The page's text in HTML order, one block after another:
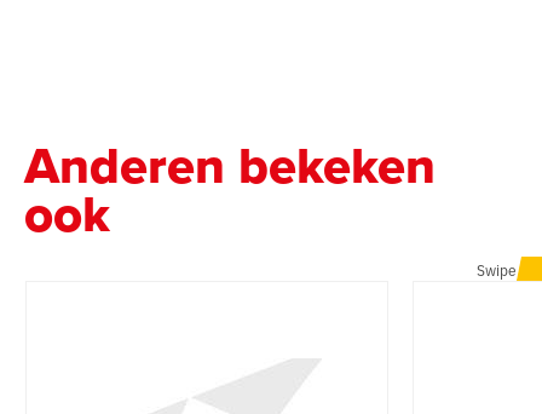
Anderen bekeken
ook
Swipe